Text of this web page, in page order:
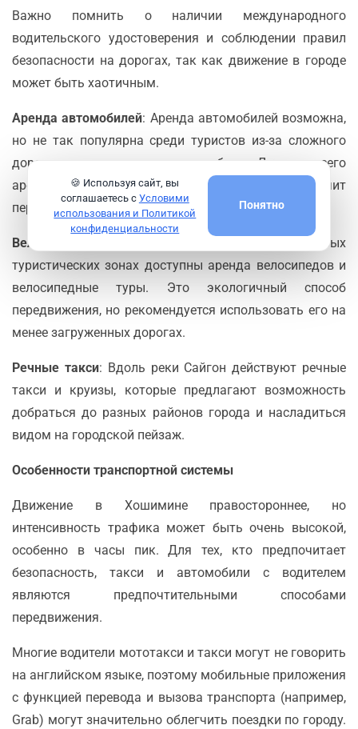
Важно помнить о наличии международного
водительского удостоверения и соблюдении правил
безопасности на дорогах, так как движение в городе
может быть хаотичным.
Аренда автомобилей: Аренда автомобилей возможна,
но не так популярна среди туристов из-за сложного
дорожного движения и пробок. Лучше всего
арендовать автомобиль с водителем, что облегчит
передвижение по городу и за его пределами.
Велосипеды
: В центральных районах и некоторых
туристических зонах доступны аренда велосипедов и
велосипедные туры. Это экологичный способ
передвижения, но рекомендуется использовать его на
менее загруженных дорогах.
Речные такси: Вдоль реки Сайгон действуют речные
такси и круизы, которые предлагают возможность
добраться до разных районов города и насладиться
видом на городской пейзаж.
Особенности транспортной системы
Движение в Хошимине правостороннее, но
интенсивность трафика может быть очень высокой,
особенно в часы пик. Для тех, кто предпочитает
безопасность, такси и автомобили с водителем
являются предпочтительными способами
передвижения.
Многие водители мототакси и такси могут не говорить
на английском языке, поэтому мобильные приложения
с функцией перевода и вызова транспорта (например,
Grab) могут значительно облегчить поездки по городу.
🍪 Используя сайт, вы
соглашаетесь с Условими
использования и Политикой
конфиденциальности
Понятно